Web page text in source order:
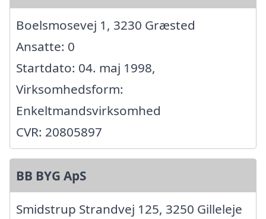
Boelsmosevej 1, 3230 Græsted
Ansatte: 0
Startdato: 04. maj 1998,
Virksomhedsform:
Enkeltmandsvirksomhed
CVR: 20805897
BB BYG ApS
Smidstrup Strandvej 125, 3250 Gilleleje